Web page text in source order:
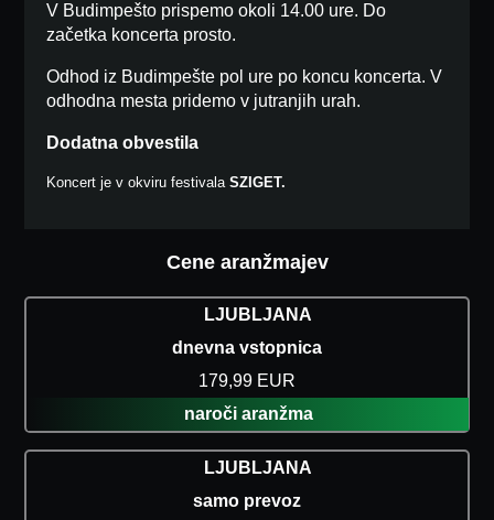
V Budimpešto prispemo okoli 14.00 ure. Do
začetka koncerta prosto.
Odhod iz Budimpešte pol ure po koncu koncerta. V
odhodna mesta pridemo v jutranjih urah.
Dodatna obvestila
Koncert je v okviru festivalaSZIGET.
Cene aranžmajev
LJUBLJANA
dnevna vstopnica
179,99 EUR
naroči aranžma
LJUBLJANA
samo prevoz